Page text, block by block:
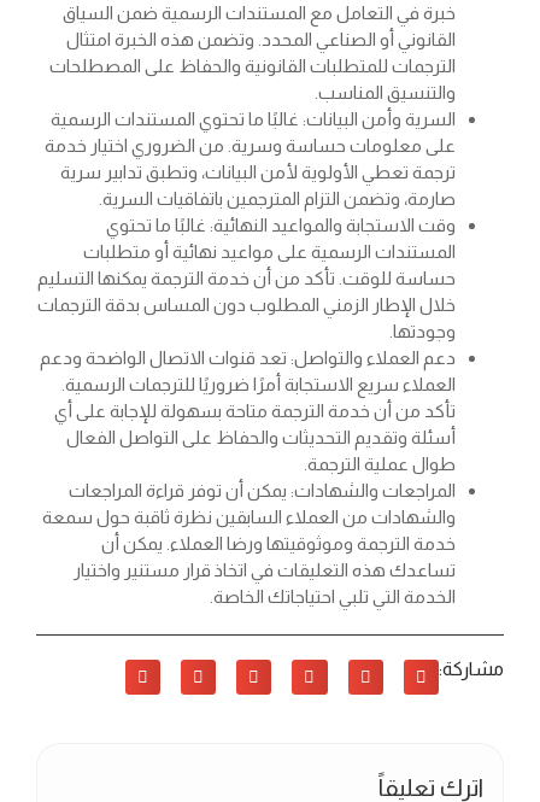
خبرة في التعامل مع المستندات الرسمية ضمن السياق
القانوني أو الصناعي المحدد. وتضمن هذه الخبرة امتثال
الترجمات للمتطلبات القانونية والحفاظ على المصطلحات
والتنسيق المناسب.
السرية وأمن البيانات: غالبًا ما تحتوي المستندات الرسمية
على معلومات حساسة وسرية. من الضروري اختيار خدمة
ترجمة تعطي الأولوية لأمن البيانات، وتطبق تدابير سرية
صارمة، وتضمن التزام المترجمين باتفاقيات السرية.
وقت الاستجابة والمواعيد النهائية: غالبًا ما تحتوي
المستندات الرسمية على مواعيد نهائية أو متطلبات
حساسة للوقت. تأكد من أن خدمة الترجمة يمكنها التسليم
خلال الإطار الزمني المطلوب دون المساس بدقة الترجمات
وجودتها.
دعم العملاء والتواصل: تعد قنوات الاتصال الواضحة ودعم
العملاء سريع الاستجابة أمرًا ضروريًا للترجمات الرسمية.
تأكد من أن خدمة الترجمة متاحة بسهولة للإجابة على أي
أسئلة وتقديم التحديثات والحفاظ على التواصل الفعال
طوال عملية الترجمة.
المراجعات والشهادات: يمكن أن توفر قراءة المراجعات
والشهادات من العملاء السابقين نظرة ثاقبة حول سمعة
خدمة الترجمة وموثوقيتها ورضا العملاء. يمكن أن
تساعدك هذه التعليقات في اتخاذ قرار مستنير واختيار
الخدمة التي تلبي احتياجاتك الخاصة.
مشاركة:
اترك تعليقاً